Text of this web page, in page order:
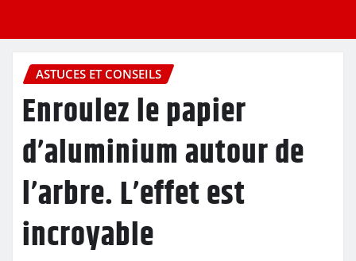
ASTUCES ET CONSEILS
Enroulez le papier
d’aluminium autour de
l’arbre. L’effet est
incroyable